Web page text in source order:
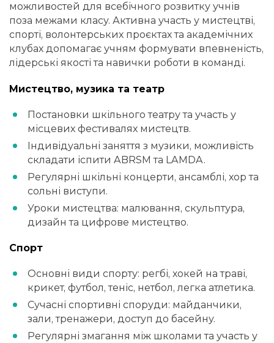
можливостей для всебічного розвитку учнів
поза межами класу. Активна участь у мистецтві,
спорті, волонтерських проєктах та академічних
клубах допомагає учням формувати впевненість,
лідерські якості та навички роботи в команді.
Мистецтво, музика та театр
Постановки шкільного театру та участь у
місцевих фестивалях мистецтв.
Індивідуальні заняття з музики, можливість
складати іспити ABRSM та LAMDA.
Регулярні шкільні концерти, ансамблі, хор та
сольні виступи.
Уроки мистецтва: малювання, скульптура,
дизайн та цифрове мистецтво.
Спорт
Основні види спорту: регбі, хокей на траві,
крикет, футбол, теніс, нетбол, легка атлетика.
Сучасні спортивні споруди: майданчики,
зали, тренажери, доступ до басейну.
Регулярні змагання між школами та участь у